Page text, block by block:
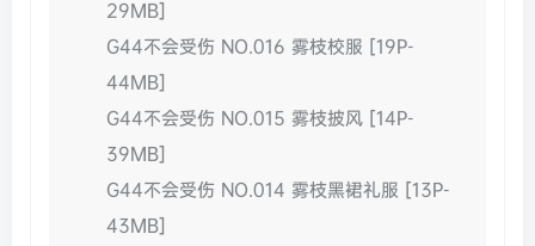
29MB]
G44不会受伤 NO.016 雾枝校服 [19P-
44MB]
G44不会受伤 NO.015 雾枝披风 [14P-
39MB]
G44不会受伤 NO.014 雾枝黑裙礼服 [13P-
43MB]